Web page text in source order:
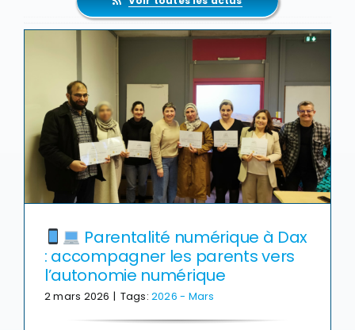
Parentalité numérique à Dax
: accompagner les parents vers
l’autonomie numérique
2 mars 2026 | Tags:2026 - Mars